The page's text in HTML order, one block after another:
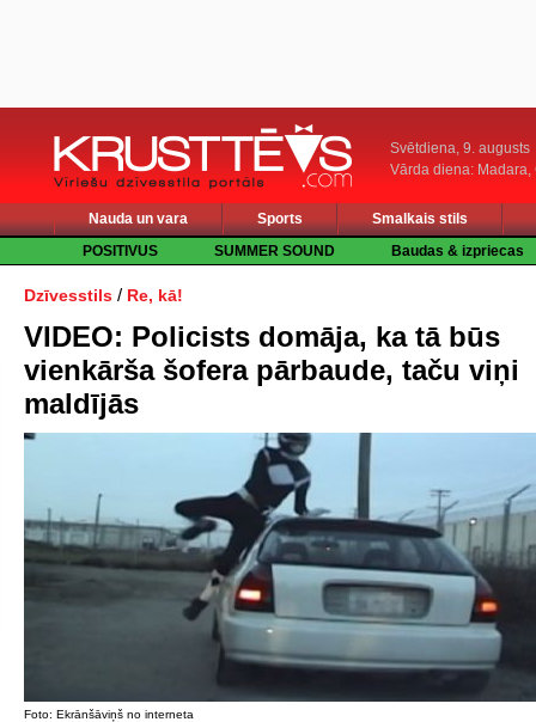
Svētdiena, 9. augusts
Vārda diena: Madara,
Nauda un vara Sports
Smalkais stils
POSITIVUS
SUMMER SOUND Baudas & izpriecas
Dzīvesstils / Re, kā!
VIDEO: Policists domāja, ka tā būs
vienkārša šofera pārbaude, taču viņi
maldījās
Foto: Ekrānšāviņš no interneta